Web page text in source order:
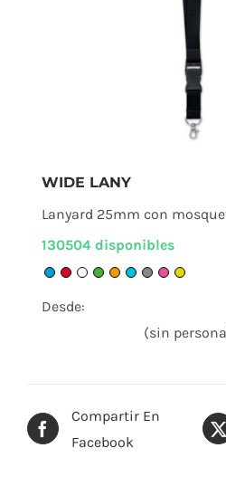
Compartir En
Facebook
WIDE LANY
Lanyard 25mm con
130504 disponibles
Desde:
(sin